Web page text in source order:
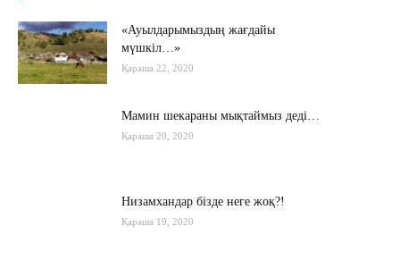
«Ауылдарымыздың жағдайы
мүшкіл…»
Қараша 22, 2020
Мамин шекараны мықтаймыз деді…
Қараша 20, 2020
Низамхандар бізде неге жоқ?!
Қараша 19, 2020